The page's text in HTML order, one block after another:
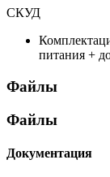
СКУД
питания +
Файлы
Файлы
Документация